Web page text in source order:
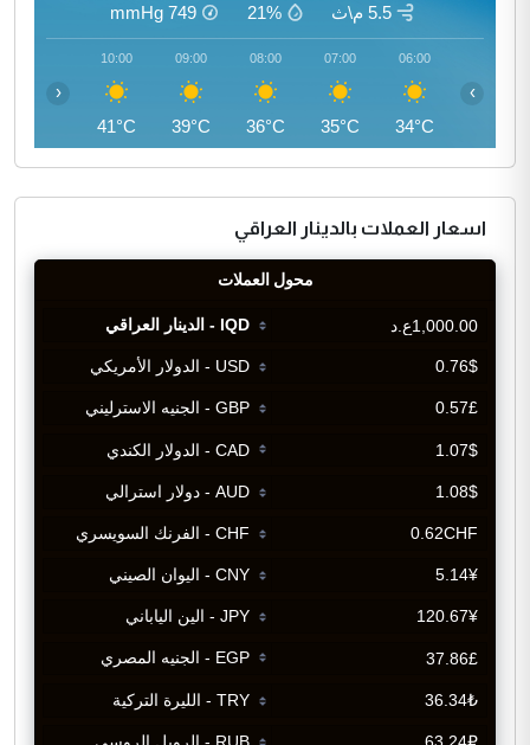
5.5 م\ث 21%
749
mmHg
06:00
34°C
07:00
35°C
08:00
36°C
09:00
39°C
10:00
41°C
‹ ›
اسعار العملات بالدينار العراقي